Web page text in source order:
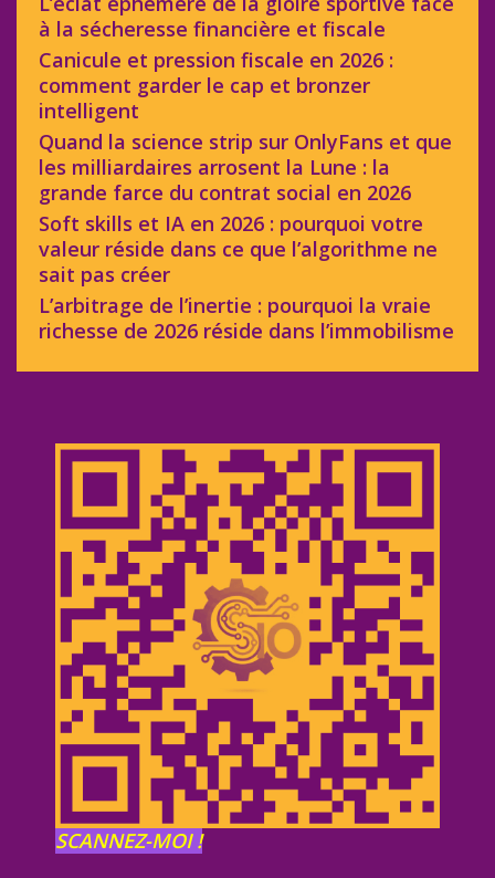
à la sécheresse financière et fiscale
Canicule et pression fiscale en 2026 :
comment garder le cap et bronzer
intelligent
Quand la science strip sur OnlyFans et que
les milliardaires arrosent la Lune : la
grande farce du contrat social en 2026
Soft skills et IA en 2026 : pourquoi votre
valeur réside dans ce que l’algorithme ne
sait pas créer
L’arbitrage de l’inertie : pourquoi la vraie
richesse de 2026 réside dans l’immobilisme
SCANNEZ-MOI !